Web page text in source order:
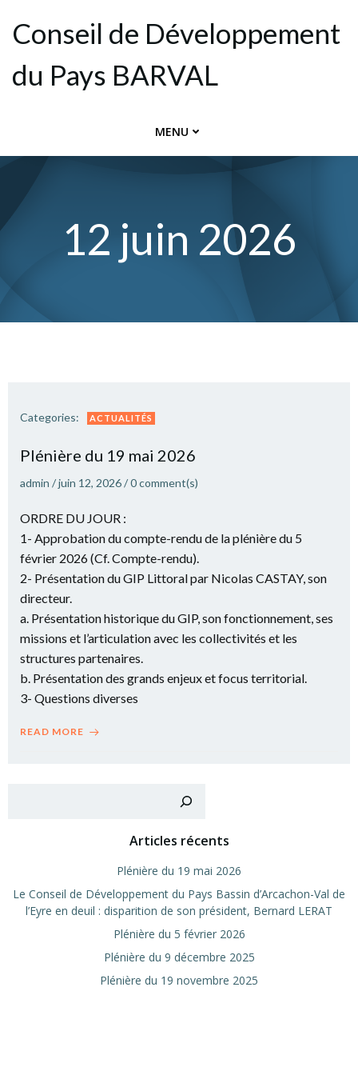
au
contenu
Conseil de Dévelop­pement
du Pays BARVAL
MENU
12 juin 2026
Categories: ACTUALITÉS
Plé­nière du 19 mai 2026
admin /juin 12, 2026/0comment(s)
ORDRE DU JOUR :
1- Approbation du compte-rendu de la plénière du 5
février 2026 (Cf. Compte-rendu).
2- Présentation du GIP Littoral par Nicolas CASTAY, son
directeur.
a. Présentation historique du GIP, son fonctionnement, ses
missions et l’articulation avec les collectivités et les
structures partenaires.
b. Présentation des grands enjeux et focus territorial.
3- Questions diverses
READ MORE
Articles récents
Plé­nière du 19 mai 2026
Le Conseil de Déve­lop­pe­ment du Pays Bas­sin d’Arcachon-Val de
l’Eyre en deuil : dis­pa­ri­tion de son pré­sident, Ber­nard LERAT
Plé­nière du 5 février 2026
Plé­nière du 9 décembre 2025
Plé­nière du 19 novembre 2025